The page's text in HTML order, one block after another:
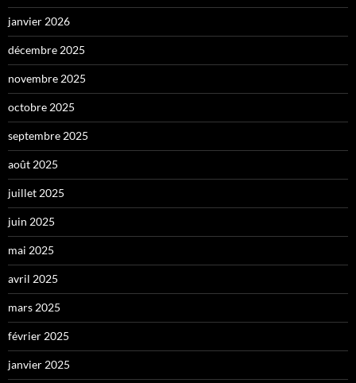
janvier 2026
décembre 2025
novembre 2025
octobre 2025
septembre 2025
août 2025
juillet 2025
juin 2025
mai 2025
avril 2025
mars 2025
février 2025
janvier 2025